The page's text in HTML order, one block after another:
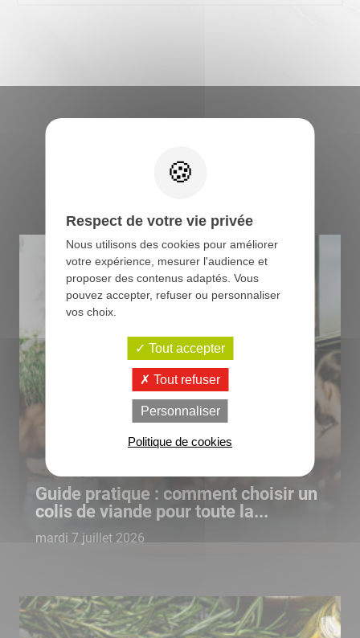
Retrouvez tous les
conseils du boucher
Guide pratique : comment choisir un
colis de viande pour toute la...
mardi 7 juillet 2026
Respect de votre vie privée
Nous utilisons des cookies pour améliorer
votre expérience, mesurer l'audience et
proposer des contenus adaptés. Vous
pouvez accepter, refuser ou personnaliser
vos choix.
Tout accepter
Tout refuser
Personnaliser
Politique de cookies